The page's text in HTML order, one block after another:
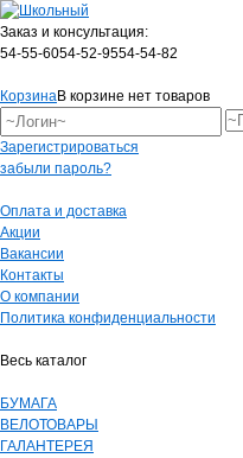
Заказ и консультация:
54-55-6054-52-9554-54-82
КорзинаВ корзине нет товаров
Зарегистрироваться
забыли пароль?
Оплата и доставка
Акции
Вакансии
Контакты
О компании
Политика конфиденциальности
Весь каталог
БУМАГА
ВЕЛОТОВАРЫ
ГАЛАНТЕРЕЯ